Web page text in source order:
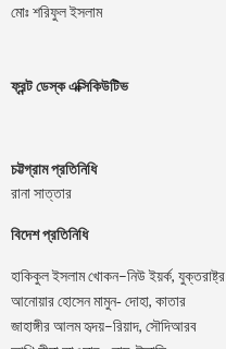
মোঃ শরিফুল ইসলাম
ফ্রন্ট ডেস্ক এক্সিকিউটিভ
চট্টগ্রাম প্রতিনিধি
রানা সাত্তার
বিদেশ প্রতিনিধি
হাকিকুল ইসলাম খোকন–নিউ ইয়র্ক, যুক্তরাষ্ট্র
আনোয়ার হোসেন মামুন- দোহা, কাতার
জাহাঙ্গীর আলম হৃদয়–রিয়াদ, সৌদিআরব